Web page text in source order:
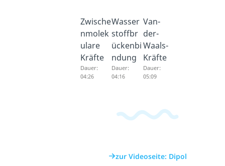
Zwische
nmolek
ulare
Kräfte
Dauer:
04:26
Wasser
stoffbr
ückenbi
ndung
Dauer:
04:16
Van-
der-
Waals-
Kräfte
Dauer:
05:09
zur Videoseite: Dipol